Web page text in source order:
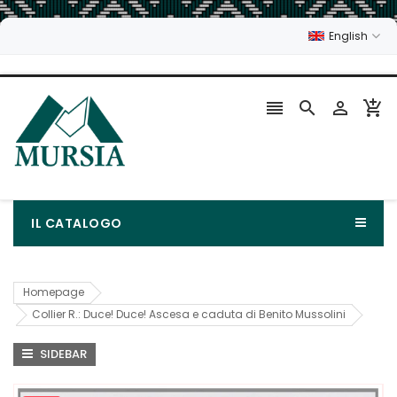
English
   
IL CATALOGO
Homepage
Collier R.: Duce! Duce! Ascesa e caduta di Benito Mussolini
SIDEBAR